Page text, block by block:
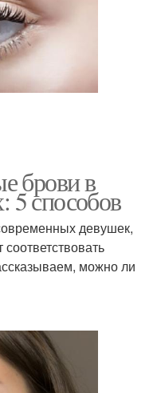
брови в
5 способов
девушек,
можно ли